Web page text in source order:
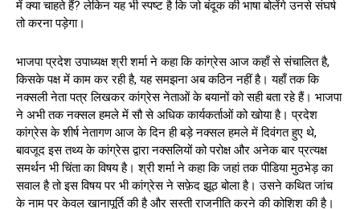
में क्या चाहते हैं? लेकिन यह भी स्पष्ट है कि जो बंदूक की भाषा बोलेंगे उनसे संघर्ष
तो करना पड़ेगा।
भाजपा प्रदेश उपाध्यक्ष श्री शर्मा ने कहा कि कांग्रेस आज कहाँ से संचालित है,
किसके पक्ष में काम कर रही है, यह समझना अब कठिन नहीं है। यहाँ तक कि
नक्सली नेता पत्र लिखकर कांग्रेस नेताओं के बयानों को सही बता रहे हैं। भाजपा
ने अभी तक नक्सल हमले में सौ से अधिक कार्यकर्ताओं को खोया है। प्रदेश
कांग्रेस के शीर्ष नेतागण आज के दिन ही बड़े नक्सल हमले में दिवंगत हुए थे,
बावजूद इस तथ्य के कांग्रेस द्वारा नक्सलियों को परोक्ष और अनेक बार प्रत्यक्ष
समर्थन भी चिंता का विषय है। श्री शर्मा ने कहा कि जहां तक पीडिया मुठभेड़ का
सवाल है तो इस विषय पर भी कांग्रेस ने सफ़ेद झूठ बोला है। उसने कथित जांच
के नाम पर केवल खानापूर्ति की है और सस्ती राजनीति करने की कोशिश की है।